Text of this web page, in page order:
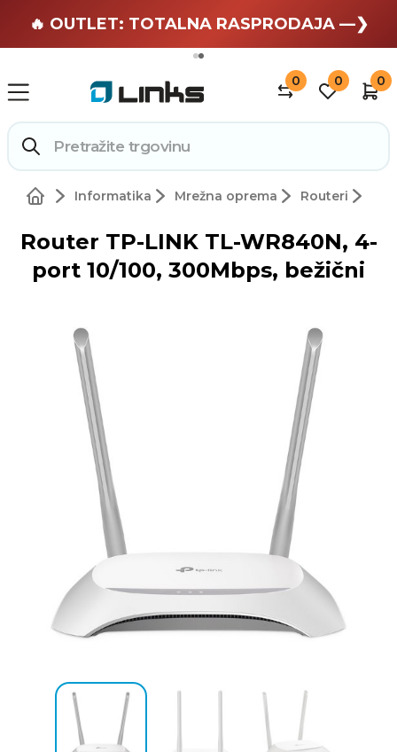
🏄 Zaslužuješ odmor —❯
🔥 OUTLET: TOTALNA RASPRODAJA —❯
0 0 0
Informatika Mrežna oprema Routeri
Router TP-LINK TL-WR840N, 4-
port 10/100, 300Mbps, bežični